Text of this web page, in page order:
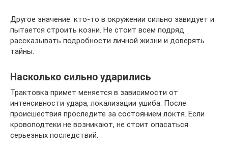
Другое значение: кто-то в окружении сильно завидует и
пытается строить козни. Не стоит всем подряд
рассказывать подробности личной жизни и доверять
тайны.
Насколько сильно ударились
Трактовка примет меняется в зависимости от
интенсивности удара, локализации ушиба. После
происшествия проследите за состоянием локтя. Если
кровоподтеки не возникают, не стоит опасаться
серьезных последствий.